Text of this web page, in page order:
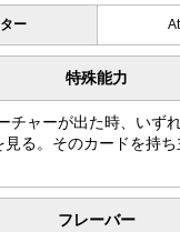
ー
特殊能力
チャーが出た時、いず
る。そのカードを持
フレーバー